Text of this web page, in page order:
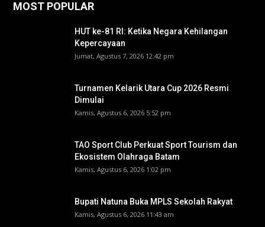
MOST POPULAR
HUT ke-81 RI: Ketika Negara Kehilangan
Kepercayaan
Jumat, Agustus 7, 2026 12:42 pm
Turnamen Kelarik Utara Cup 2026 Resmi
Dimulai
Kamis, Agustus 6, 2026 5:52 pm
TAO Sport Club Perkuat Sport Tourism dan
Ekosistem Olahraga Batam
Kamis, Agustus 6, 2026 1:02 pm
Bupati Natuna Buka MPLS Sekolah Rakyat
Kamis, Agustus 6, 2026 11:43 am